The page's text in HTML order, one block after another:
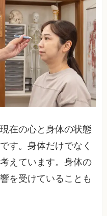
在の心と身体の状態
す。身体だけでなく
えています。身体の
を受けていることも